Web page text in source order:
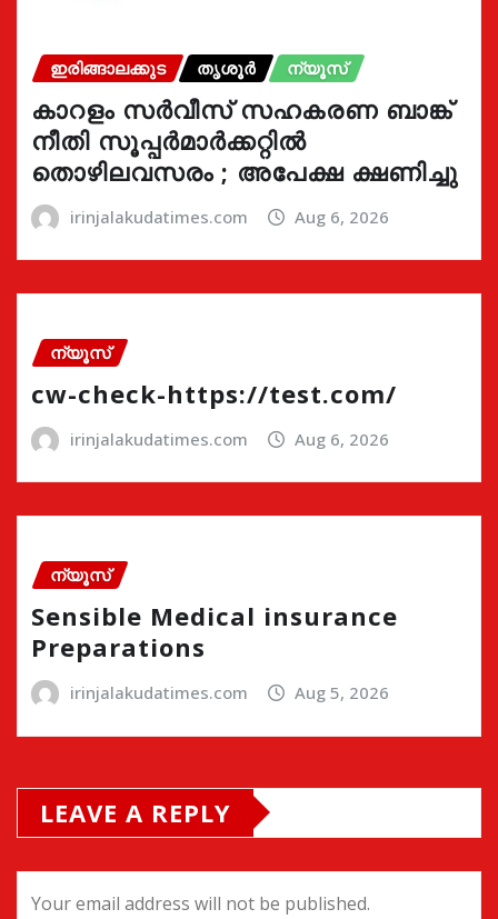
ഇരിങ്ങാലക്കുട തൃശൂർ ന്യൂസ്
കാറളം സർവീസ് സഹകരണ ബാങ്ക്
നീതി സൂപ്പർമാർക്കറ്റിൽ
തൊഴിലവസരം ; അപേക്ഷ ക്ഷണിച്ചു
irinjalakudatimes.com Aug 6, 2026
ന്യൂസ്
cw-check-https://test.com/
irinjalakudatimes.com Aug 6, 2026
ന്യൂസ്
Sensible Medical insurance
Preparations
irinjalakudatimes.com Aug 5, 2026
LEAVE A REPLY
Your email address will not be published.